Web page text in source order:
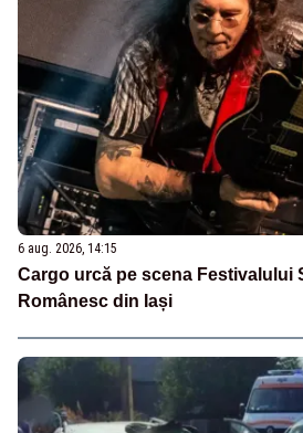
6 aug. 2026, 14:15
Cargo urcă pe scena Festivalului
Românesc din Iași